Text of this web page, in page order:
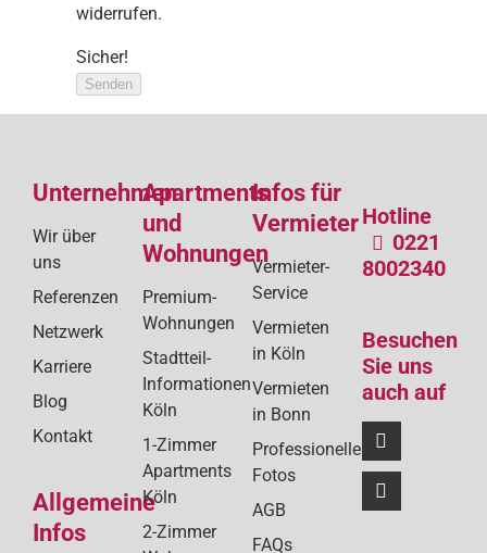
widerrufen.
Sicher!
Senden
Unternehmen
Wir über
uns
Referenzen
Netzwerk
Karriere
Blog
Kontakt
Allgemeine
Infos
Apartments
und
Wohnungen
Premium-
Wohnungen
Stadtteil-
Informationen
Köln
1-Zimmer
Apartments
Köln
2-Zimmer
Infos für
Vermieter
Vermieter-
Service
Vermieten
in Köln
Vermieten
in Bonn
Professionelle
Fotos
AGB
FAQs
Hotline
0221
8002340
Besuchen
Sie uns
auch auf